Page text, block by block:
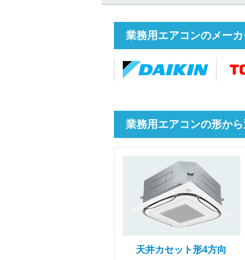
業務用エアコンのメー
業務用エアコンの形か
天井カセット形4方向